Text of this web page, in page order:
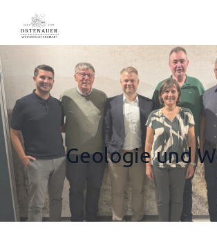
Geologie und